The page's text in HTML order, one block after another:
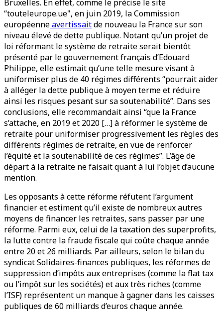
Bruxelles. En effet, comme le précise le site
“touteleurope.ue", en juin 2019, la Commission
européenneavertissaitde nouveau la France sur son
niveau élevé de dette publique. Notant qu’un projet de
loi réformant le système de retraite serait bientôt
présenté par le gouvernement français d’Edouard
Philippe, elle estimait qu’une telle mesure visant à
uniformiser plus de 40 régimes différents “pourrait aider
à alléger la dette publique à moyen terme et réduire
ainsi les risques pesant sur sa soutenabilité”. Dans ses
conclusions, elle recommandait ainsi “que la France
s’attache, en 2019 et 2020 […] à réformer le système de
retraite pour uniformiser progressivement les règles des
différents régimes de retraite, en vue de renforcer
l’équité et la soutenabilité de ces régimes”. L’âge de
départ à la retraite ne faisait quant à lui l’objet d’aucune
mention.
Les opposants à cette réforme réfutent l’argument
financier et estiment qu’il existe de nombreux autres
moyens de financer les retraites, sans passer par une
réforme. Parmi eux, celui de la taxation des superprofits,
la lutte contre la fraude fiscale qui coûte chaque année
entre 20 et 26 milliards. Par ailleurs, selon le bilan du
syndicat Solidaires-finances publiques, les réformes de
suppression d’impôts aux entreprises (comme la flat tax
ou l’impôt sur les sociétés) et aux très riches (comme
l’ISF) représentent un manque à gagner dans les caisses
publiques de 60 milliards d’euros chaque année.